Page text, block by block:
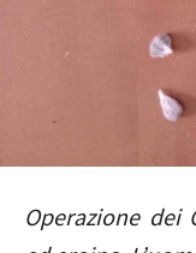
Operazione dei